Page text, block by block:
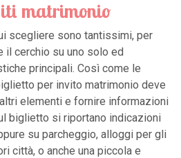
matrimonio
scegliere sono tantissimi, per
il cerchio su uno solo ed
principali. Così come le
per invito matrimonio deve
elementi e fornire informazioni
biglietto si riportano indicazioni
su parcheggio, alloggi per gli
città, o anche una piccola e